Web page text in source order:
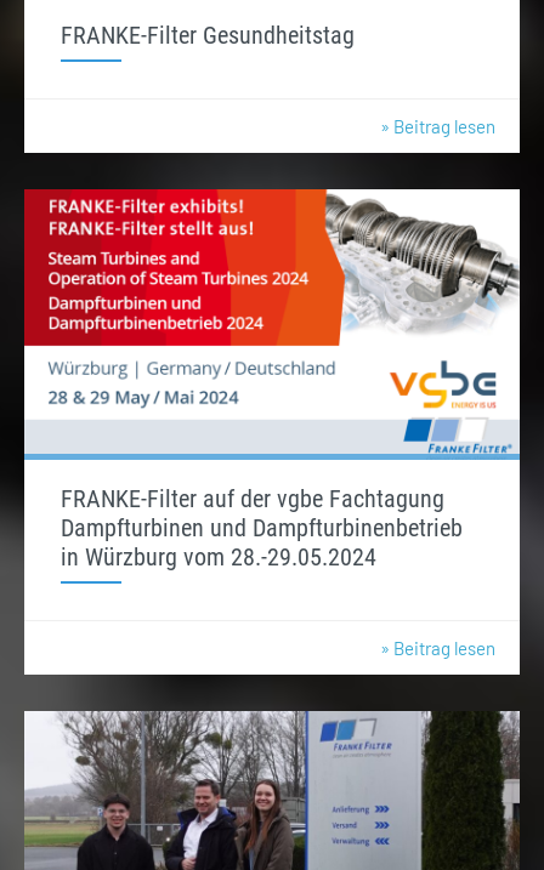
FRANKE-Filter Gesundheitstag
» Beitrag lesen
FRANKE-Filter auf der vgbe Fachtagung
Dampfturbinen und Dampfturbinenbetrieb
in Würzburg vom 28.-29.05.2024
» Beitrag lesen